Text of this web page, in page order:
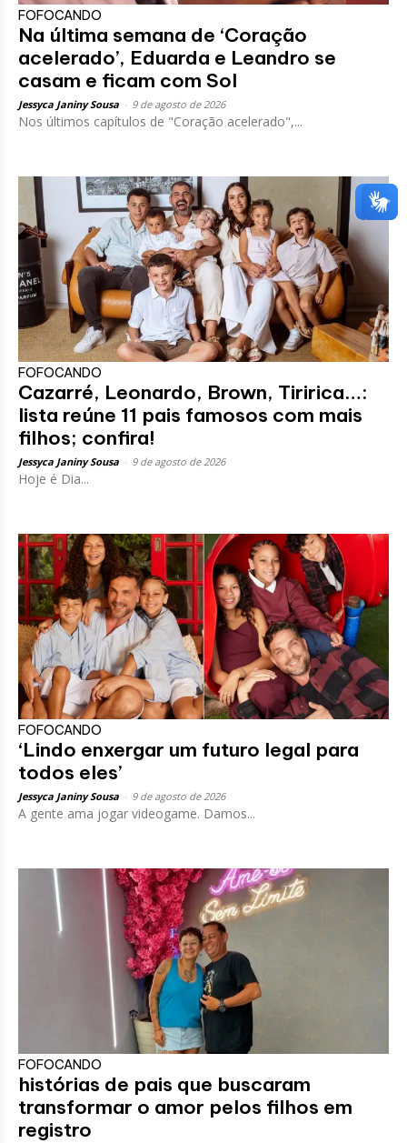
FOFOCANDO
Na última semana de ‘Coração
acelerado’, Eduarda e Leandro se
casam e ficam com Sol
Jessyca Janiny Sousa 9 de agosto de 2026
Nos últimos capítulos de "Coração acelerado",...
FOFOCANDO
Cazarré, Leonardo, Brown, Tiririca…:
lista reúne 11 pais famosos com mais
filhos; confira!
Jessyca Janiny Sousa 9 de agosto de 2026
Hoje é Dia...
FOFOCANDO
‘Lindo enxergar um futuro legal para
todos eles’
Jessyca Janiny Sousa 9 de agosto de 2026
A gente ama jogar videogame. Damos...
FOFOCANDO
histórias de pais que buscaram
transformar o amor pelos filhos em
registro